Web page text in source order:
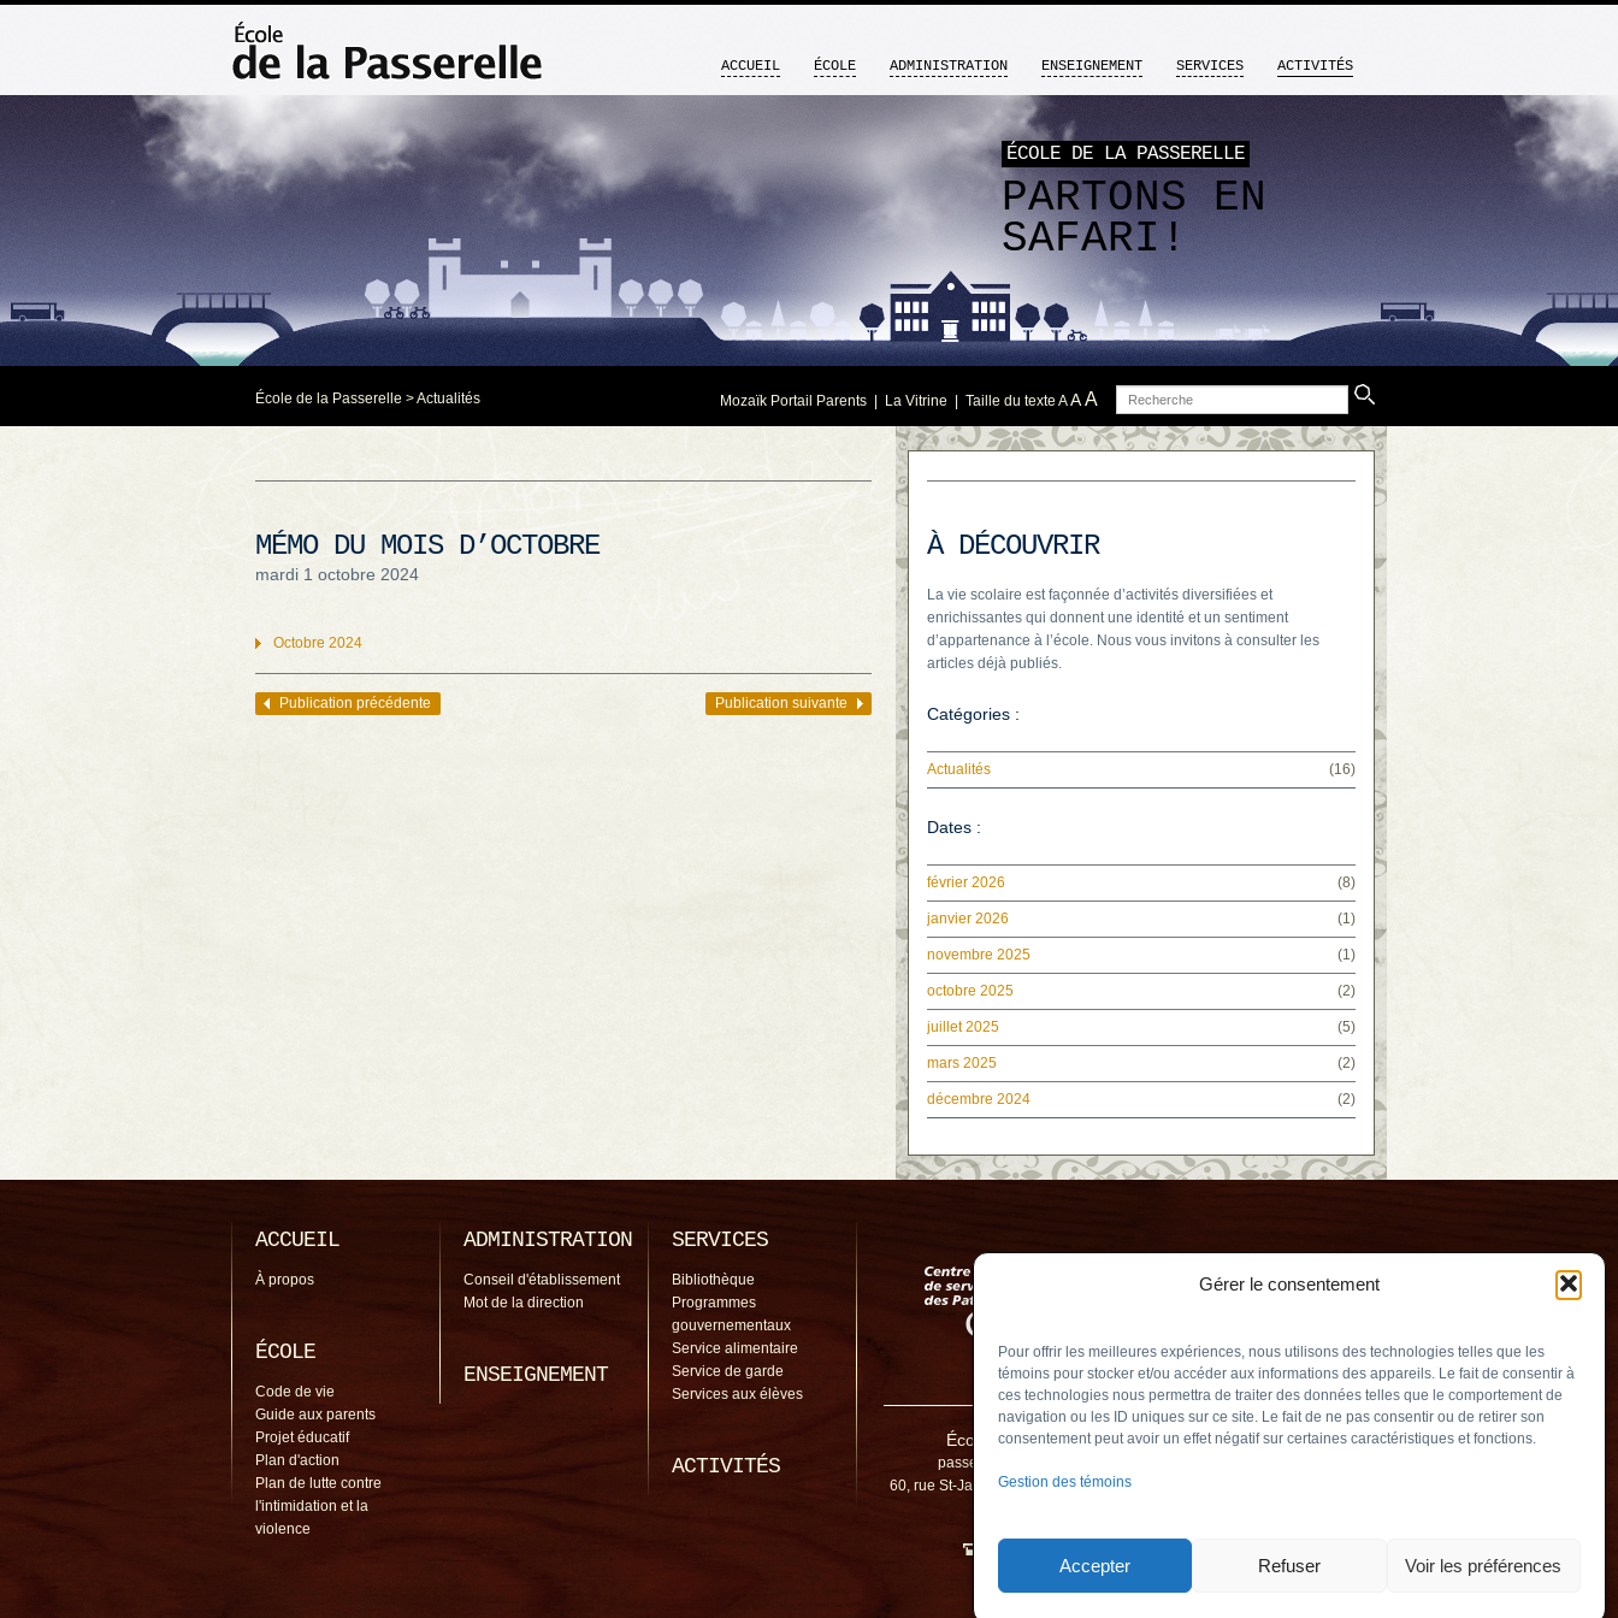
Gérer le consentement
Pour offrir les meilleures expériences, nous utilisons des technologies telles que les
témoins pour stocker et/ou accéder aux informations des appareils. Le fait de consentir à
ces technologies nous permettra de traiter des données telles que le comportement de
navigation ou les ID uniques sur ce site. Le fait de ne pas consentir ou de retirer son
consentement peut avoir un effet négatif sur certaines caractéristiques et fonctions.
Gestion des témoins
Accepter Refuser Voir les préférences
ÉCOLE DE LA PASSERELLE
PARTONS EN
SAFARI!
ACCUEIL ÉCOLE ADMINISTRATION ENSEIGNEMENT SERVICES ACTIVITÉS
École de la Passerelle >Actualités Mozaïk Portail Parents La Vitrine | Taille du texte A AA Recherche
MÉMO DU MOIS D’OCTOBRE
mardi 1 octobre 2024
Octobre 2024
Navigation des articles
Publication précédente Publication suivante
À DÉCOUVRIR
La vie scolaire est façonnée d’activités diversifiées et
enrichissantes qui donnent une identité et un sentiment
d’appartenance à l’école. Nous vous invitons à consulter les
articles déjà publiés.
Catégories :
Actualités (16)
Dates :
février 2026 (8)
janvier 2026 (1)
novembre 2025 (1)
octobre 2025 (2)
juillet 2025 (5)
mars 2025 (2)
décembre 2024 (2)
ACCUEIL
À propos
ÉCOLE
Code de vie
Guide aux parents
Projet éducatif
Plan d'action
Plan de lutte contre
l'intimidation et la
violence
ADMINISTRATION
Conseil d'établissement
Mot de la direction
ENSEIGNEMENT
SERVICES
Bibliothèque
Programmes
gouvernementaux
Service alimentaire
Service de garde
Services aux élèves
ACTIVITÉS
École de la Passerelle
passerelle@cssp.gouv.qc.ca
60, rue St-Jacques, Chambly (Québec) J3L
450 461-5903